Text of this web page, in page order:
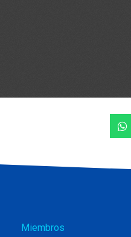
Miembros